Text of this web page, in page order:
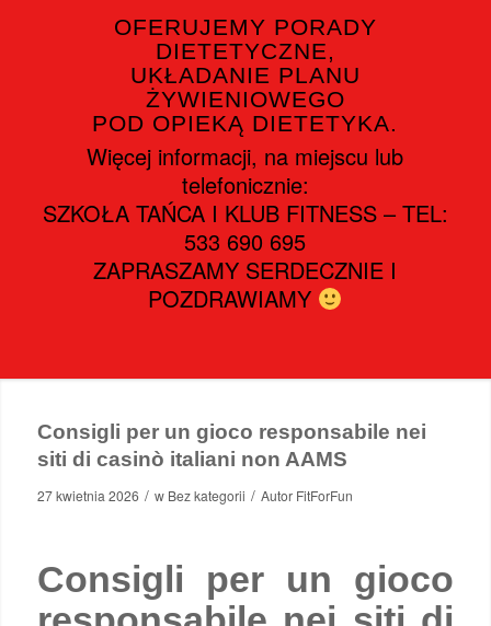
OFERUJEMY PORADY
DIETETYCZNE,
UKŁADANIE PLANU
ŻYWIENIOWEGO
POD OPIEKĄ DIETETYKA.
Więcej informacji, na miejscu lub
telefonicznie:
SZKOŁA TAŃCA I KLUB FITNESS – TEL:
533 690 695
ZAPRASZAMY SERDECZNIE I
POZDRAWIAMY
Consigli per un gioco responsabile nei
siti di casinò italiani non AAMS
27 kwietnia 2026 / w Bez kategorii / Autor FitForFun
Consigli per un gioco